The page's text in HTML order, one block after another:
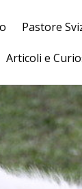
Pastore
Articoli e